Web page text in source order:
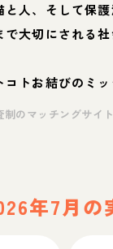
と人、そして保
大切にされる社
トお結びのミッ
のマッチングサイ
年7月の